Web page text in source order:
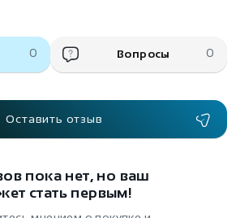
0 Вопросы 0
Оставить отзыв
пока нет, но ваш
стать первым!